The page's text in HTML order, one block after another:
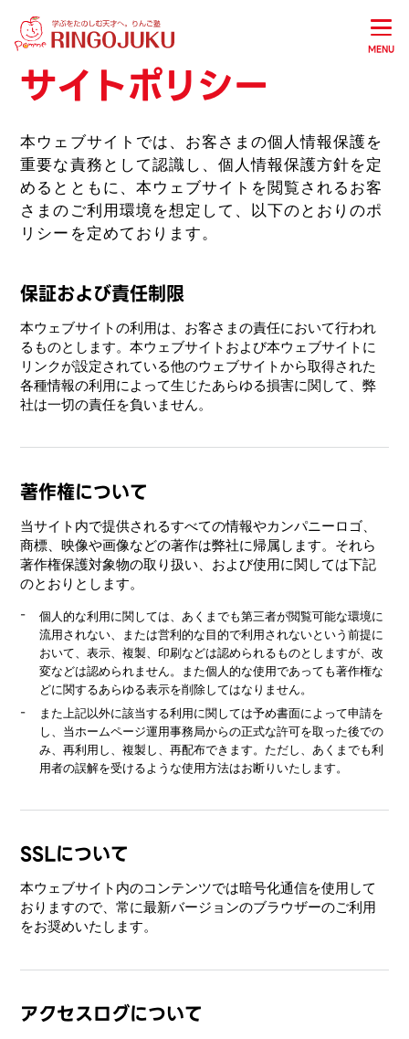
MENU
サイトポリシー
本ウェブサイトでは、お客さまの個人情報保護を
重要な責務として認識し、個人情報保護方針を定
めるとともに、本ウェブサイトを閲覧されるお客
さまのご利用環境を想定して、以下のとおりのポ
リシーを定めております。
保証および責任制限
本ウェブサイトの利用は、お客さまの責任において行われ
るものとします。本ウェブサイトおよび本ウェブサイトに
リンクが設定されている他のウェブサイトから取得された
各種情報の利用によって生じたあらゆる損害に関して、弊
社は一切の責任を負いません。
著作権について
当サイト内で提供されるすべての情報やカンパニーロゴ、
商標、映像や画像などの著作は弊社に帰属します。それら
著作権保護対象物の取り扱い、および使用に関しては下記
のとおりとします。
個人的な利用に関しては、あくまでも第三者が閲覧可能な環境に
流用されない、または営利的な目的で利用されないという前提に
おいて、表示、複製、印刷などは認められるものとしますが、改
変などは認められません。また個人的な使用であっても著作権な
どに関するあらゆる表示を削除してはなりません。
また上記以外に該当する利用に関しては予め書面によって申請を
し、当ホームページ運用事務局からの正式な許可を取った後での
み、再利用し、複製し、再配布できます。ただし、あくまでも利
用者の誤解を受けるような使用方法はお断りいたします。
SSLについて
本ウェブサイト内のコンテンツでは暗号化通信を使用して
おりますので、常に最新バージョンのブラウザーのご利用
をお奨めいたします。
アクセスログについて